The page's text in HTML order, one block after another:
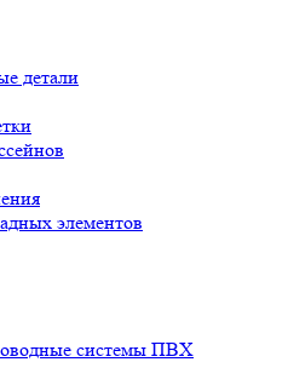
детали
элементов
системы ПВХ